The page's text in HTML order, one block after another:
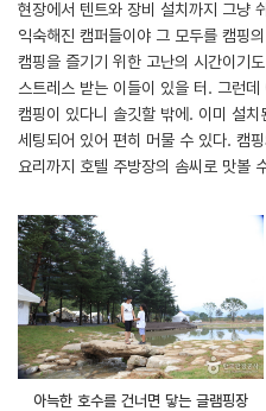
현장에서 텐트와 장비 설치까지 그냥
익숙해진 캠퍼들이야 그 모두를 캠핑
캠핑을 즐기기 위한 고난의 시간이기
스트레스 받는 이들이 있을 터. 그런
캠핑이 있다니 솔깃할 밖에. 이미 설
세팅되어 있어 편히 머물 수 있다. 캠
요리까지 호텔 주방장의 솜씨로 맛볼
아늑한 호수를 건너면 닿는 글램핑장